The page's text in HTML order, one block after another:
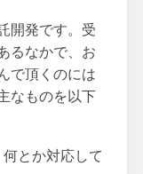
開発です。受
るなかで、お
で頂くのには
なものを以下
とか対応して